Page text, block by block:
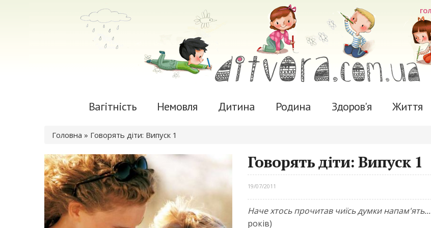
Вагітність Немовля Дитина Родина Здоров'я Життя
Ви є тут
Головна » Говорять діти: Випуск 1
Говорять діти: Випуск 1
19/07/2011
Наче хтось прочитав чиїсь думки напам'ять...
років)